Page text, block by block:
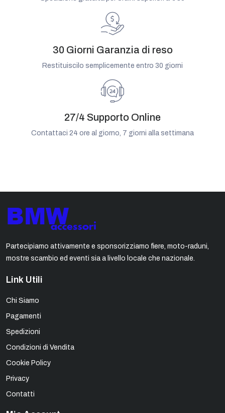
30 Giorni Garanzia di reso
Restituiscilo semplicemente entro 30 giorni
27/4 Supporto Online
Contattaci 24 ore al giorno, 7 giorni alla settimana
Partecipiamo attivamente e sponsorizziamo fiere, moto-raduni,
mostre scambio ed eventi sia a livello locale che nazionale.
Link Utili
Chi Siamo
Pagamenti
Spedizioni
Condizioni di Vendita
Cookie Policy
Privacy
Contatti